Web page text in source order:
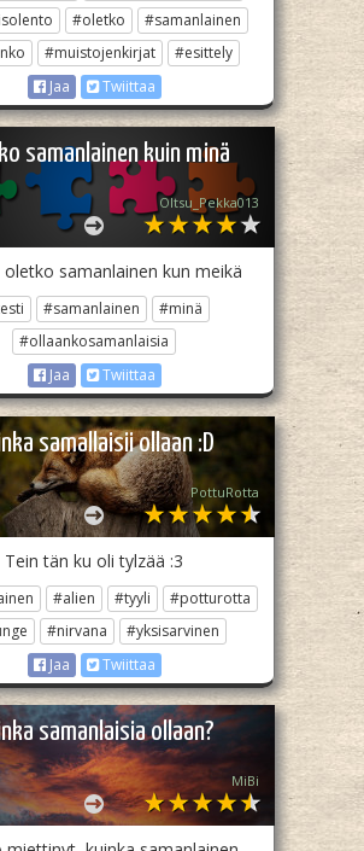
#oletko
#samanlainen
#muistojenkirjat
#esittely
Jaa
Twiittaa
samanlainen kuin minä
Oltsu_Pekka013
oletko samanlainen kun meikä
#samanlainen
#minä
#ollaankosamanlaisia
Jaa
Twiittaa
samallaisii ollaan :D
PottuRotta
Tein tän ku oli tylzää :3
#alien #tyyli
#potturotta
#nirvana
#yksisarvinen
Jaa
Twiittaa
samanlaisia ollaan?
MiBi